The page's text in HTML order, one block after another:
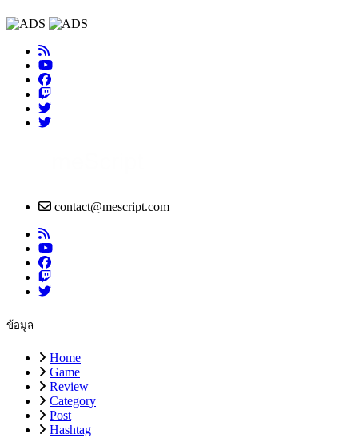
contact@mescript.com
ข้อมูล
Home
Game
Review
Category
Post
Hashtag